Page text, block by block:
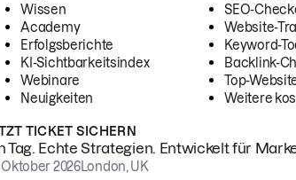
Wissen
Academy
Erfolgsberichte
KI-Sichtbarkeitsindex
Webinare
Neuigkeiten
SEO-
Website-
Keyword-
Backlink-
Top-
Weitere
TICKET SICHERN
Tag. Echte Strategien. Entwickelt für
Oktober 2026London, UK